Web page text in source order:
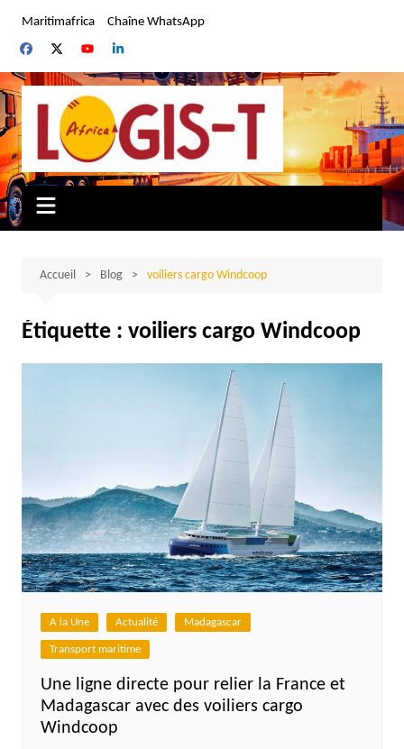
contenu
Maritimafrica Chaîne WhatsApp
Accueil Blog voiliers cargo Windcoop
Étiquette : voiliers cargo Windcoop
A la Une Actualité Madagascar
Transport maritime
Une ligne directe pour relier la France et
Madagascar avec des voiliers cargo
Windcoop